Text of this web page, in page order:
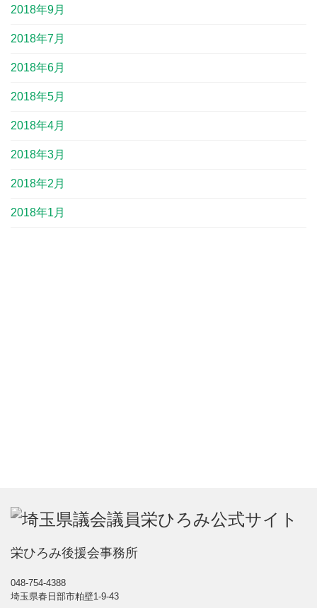
2018年9月
2018年7月
2018年6月
2018年5月
2018年4月
2018年3月
2018年2月
2018年1月
栄ひろみ後援会事務所
048-754-4388
埼玉県春日部市粕壁1-9-43